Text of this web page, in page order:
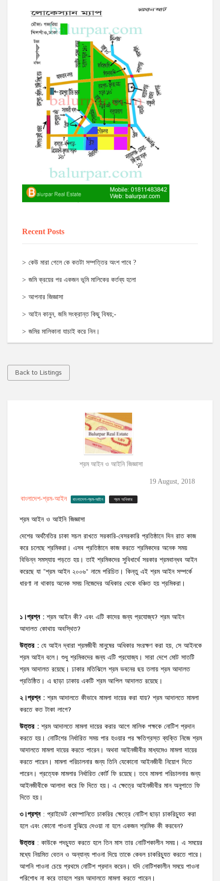
Recent Posts
কেউ মারা গেলে কে কতটা সম্পত্তির অংশ পাবে ?
জমি ক্রয়ের পর একজন ভূমি মালিকের কর্তব্য হলো
আপনার জিজ্ঞাসা
আইন কানুন, জমি সংক্রান্ত কিছু বিষয়;-
জমির মালিকানা যাচাই করে নিন।
Back to Listings
শ্রম আইন ও আইনি জিজ্ঞাসা
19 August, 2018
বাংলাদেশ-শ্রম-আইন বাংলাদেশ-শ্রম-আইন শ্রম অধিকার
শ্রম আইন ও আইনি জিজ্ঞাসা
দেশের অর্থনৈতির চাকা সচল রাখতে সরকারি-বেসরকারি প্রতিষ্ঠানে দিন রাত কাজ
করে চলেছে শ্রমিকরা। এসব প্রতিষ্ঠানে কাজ করতে শ্রমিকদের অনেক সময়
বিভিন্ন সমস্যায় পড়তে হয়। তাই শ্রমিকদের সুবিধার্থে সরকার শ্রমবান্ধব আইন
করেছে যা “শ্রম আইন ২০০৬” নামে পরিচিত। কিন্তু এই শ্রম আইন সম্পর্কে
ধারণা না থাকায় অনেক সময় নিজেদের অধিকার থেকে বঞ্চিত হয় শ্রমিকরা।
১।প্রশ্ন: শ্রম আইন কী? এবং এটি কাদের জন্য প্রযোজ্য? শ্রম আইন
আদালত কোথায় অবস্থিত?
উত্তর: যে আইন দ্বারা শ্রমজীবী মানুষের অধিকার সংরক্ষণ করা হয়, সে আইনকে
শ্রম আইন বলে। শুধু শ্রমিকদের জন্য এটি প্রযোজ্য। সারা দেশে মোট সাতটি
শ্রম আদালত রয়েছে। ঢাকার মতিঝিলে শ্রম ভবনের ছয় তলায় শ্রম আদালত
প্রতিষ্ঠিত। এ ছাড়া ঢাকায় একটি শ্রম আপিল আদালত রয়েছে।
২।প্রশ্ন: শ্রম আদালতে কীভাবে মামলা দায়ের করা যায়? শ্রম আদালতে মামলা
করতে কত টাকা লাগে?
উত্তর: শ্রম আদালতে মামলা দায়ের করার আগে মালিক পক্ষকে নোটিশ প্রদান
করতে হয়। নোটিশের নির্ধারিত সময় পার হওয়ার পর ক্ষতিগ্রস্ত ব্যক্তি নিজে শ্রম
আদালতে মামলা দায়ের করতে পারেন। অথবা আইনজীবীর মাধ্যমেও মামলা দায়ের
করতে পারেন। মামলা পরিচালনার জন্য তিনি যেকোনো আইনজীবী নিয়োগ দিতে
পারেন। প্রত্যেক মামলার নির্ধারিত কোর্ট ফি রয়েছে। তবে মামলা পরিচালনার জন্য
আইনজীবীকে আলাদা করে ফি দিতে হয়। এ ক্ষেত্রে আইনজীবীর মান অনুপাতে ফি
দিতে হয়।
৩।প্রশ্ন: প্রাইভেট কোম্পানিতে চাকরির ক্ষেত্রে নোটিশ ছাড়া চাকরিচ্যুত করা
হলে এবং কোনো পাওনা বুঝিয়ে দেওয়া না হলে একজন শ্রমিক কী করবেন?
উত্তর: কাউকে পদচ্যুত করতে হলে তিন মাস তার নোটিশকালীন সময়। এ সময়ের
মধ্যে নিয়মিত বেতন ও অন্যান্য পাওনা দিয়ে তাকে কেবল চাকরিচ্যুত করতে পারে।
আপনি পাওনা চেয়ে প্রথমে নোটিশ প্রদান করেন। যদি নোটিশকালীন সময়ে পাওনা
পরিশোধ না করে তাহলে শ্রম আদালতে মামলা করতে পারেন।